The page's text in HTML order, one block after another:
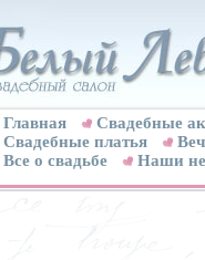
Главная
Свадебные
Cвадебные платья
Все о свадьбе
Наши